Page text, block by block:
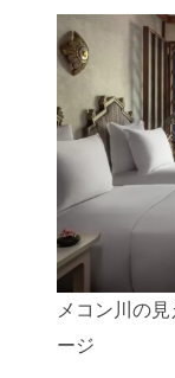
メコン川の
ージ